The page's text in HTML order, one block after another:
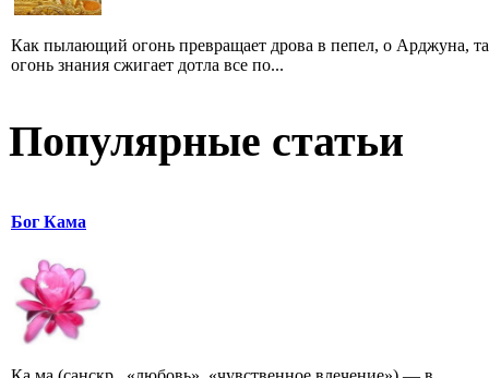
Как пылающий огонь превращает дрова в пепел, о Арджуна,
огонь знания сжигает дотла все по...
Популярные статьи
Бог Кама